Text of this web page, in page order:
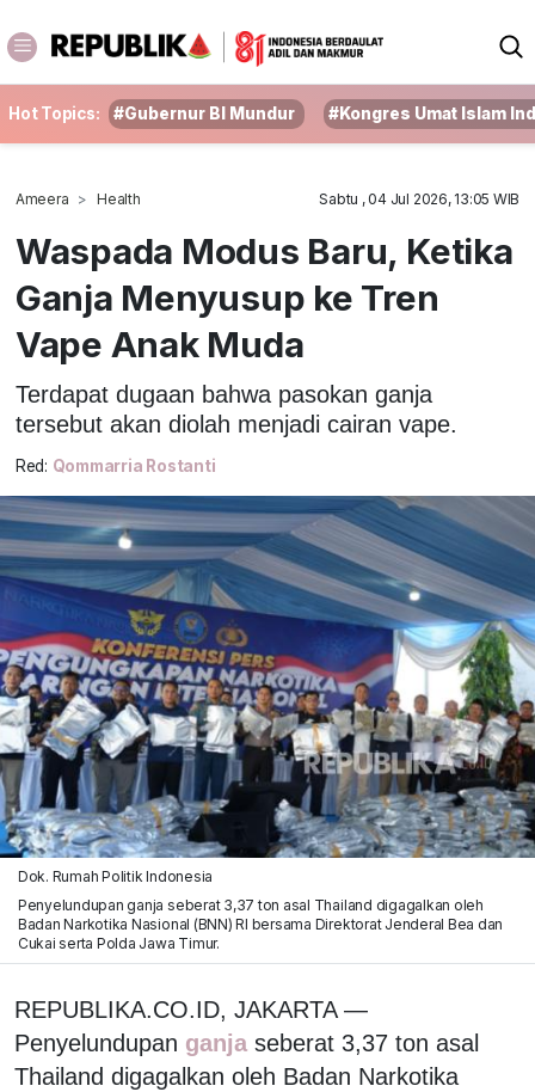
Hot Topics: #Gubernur BI Mundur #Kongres Umat Islam
Ameera Health Sabtu , 04 Jul 2026, 13:05 WIB
Waspada Modus Baru, Ketika
Ganja Menyusup ke Tren
Vape Anak Muda
Terdapat dugaan bahwa pasokan ganja
tersebut akan diolah menjadi cairan vape.
Red: Qommarria Rostanti
Dok. Rumah Politik Indonesia
Penyelundupan ganja seberat 3,37 ton asal Thailand digagalkan oleh
Badan Narkotika Nasional (BNN) RI bersama Direktorat Jenderal Bea dan
Cukai serta Polda Jawa Timur.
REPUBLIKA.CO.ID, JAKARTA —
Penyelundupan ganja seberat 3,37 ton asal
Thailand digagalkan oleh Badan Narkotika